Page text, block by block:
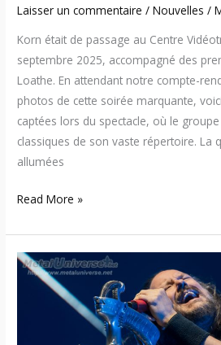
Laisser un commentaire /Nouvelles /
Korn était de passage au Centre
septembre 2025, accompagné des
Loathe. En attendant notre compte-
photos de cette soirée marquante,
captées lors du spectacle, où le
classiques de son vaste répertoire. La
allumées
Read More »
25:09:19